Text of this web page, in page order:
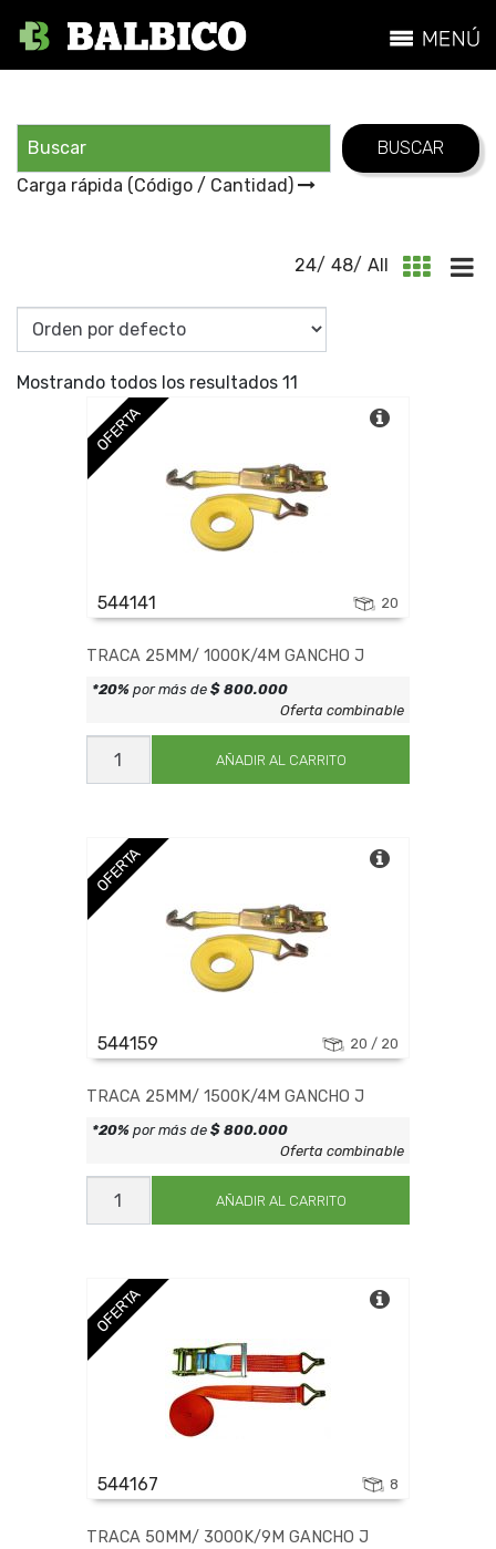
Carga rápida (Código / Cantidad)
24/ 48/ All
Mostrando todos los resultados 11
OFERTA
544141 20
TRACA 25MM/ 1000K/4M GANCHO J
TRACA
25MM/
1000K/4M
AÑADIR AL CARRITO
*20%por más de $ 800.000
Oferta combinable
OFERTA
544159 20 / 20
TRACA 25MM/ 1500K/4M GANCHO J
TRACA
25MM/
1500K/4M
AÑADIR AL CARRITO
*20%por más de $ 800.000
Oferta combinable
OFERTA
544167 8
TRACA 50MM/ 3000K/9M GANCHO J